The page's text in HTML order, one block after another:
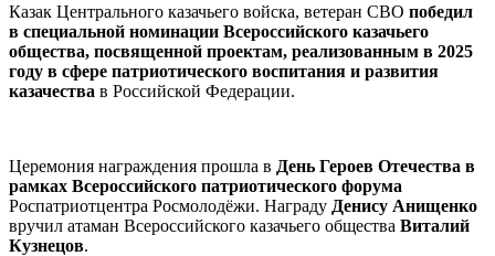
Казак Центрального казачьего войска, ветеран СВО победил
в специальной номинации Всероссийского казачьего
общества, посвященной проектам, реализованным в 2025
году в сфере патриотического воспитания и развития
казачества в Российской Федерации.
Церемония награждения прошла в День Героев Отечества в
рамках Всероссийского патриотического форума
Роспатриотцентра Росмолодёжи. Награду Денису Анищенко
вручил атаман Всероссийского казачьего общества Виталий
Кузнецов.